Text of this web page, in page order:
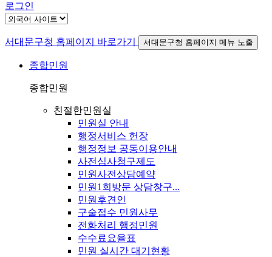
로그인
서대문구청 홈페이지 바로가기 서대문구청 홈페이지 메뉴 노출
종합민원
종합민원
친절한민원실
민원실 안내
행정서비스 헌장
행정정보 공동이용안내
사전심사청구제도
민원사전상담예약
민원1회방문 상담창구...
민원후견인
구술접수 민원사무
전화처리 행정민원
수수료요율표
민원 실시간 대기현황